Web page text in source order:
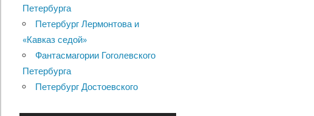
Петербурга
Петербург Лермонтова и
«Кавказ седой»
Фантасмагории Гоголевского
Петербурга
Петербург Достоевского